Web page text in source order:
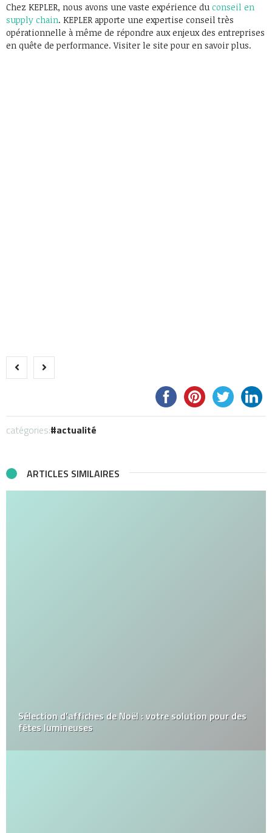
Chez KEPLER, nous avons une vaste expérience du conseil en
supply chain. KEPLER apporte une expertise conseil très
opérationnelle à même de répondre aux enjeux des entreprises
en quête de performance. Visiter le site pour en savoir plus.
catégories: actualité
ARTICLES SIMILAIRES
Sélection d’affiches de Noël : votre solution pour des
fêtes lumineuses